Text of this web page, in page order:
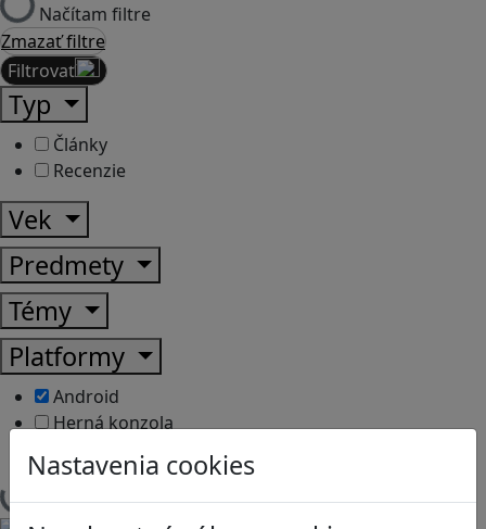
Nastavenia cookies
Načítam filtre
Zmazať filtre
Filtrovať
Typ
Články
Recenzie
Vek
Predmety
Témy
Platformy
Android
Herná konzola
Načítam blogy